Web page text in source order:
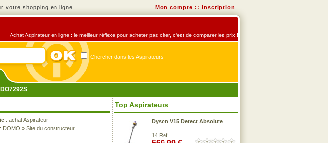
votre shopping en ligne. Mon compte :: Inscription
Achat Aspirateur en ligne : le meilleur réflexe pour acheter pas cher, c'est de comparer les prix !
Chercher dans les Aspirateurs
: achat Aspirateur
: DOMO » Site du constructeur
Top Aspirateurs
Dyson V15 Detect Absolute
14 Ref.